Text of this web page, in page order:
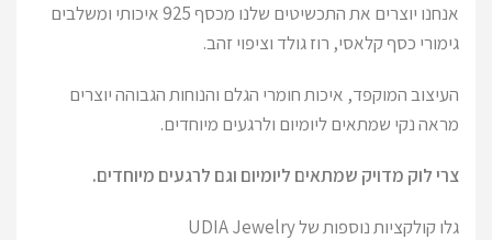
אנחנו יוצרים את התכשיטים שלנו מכסף 925 איכותי ומשלבים
גימורי כסף קלאסי, רוז גולד וציפוי זהב.
העיצוב המוקפד, איכות חומרי הגלם והנוחות הגבוהה יוצרים
מראה נקי שמתאים ליומיום ולרגעים מיוחדים.
צרי לוק מדויק שמתאים ליומיום וגם לרגעים מיוחדים.
גלו קולקציות נוספות של UDIA Jewelry